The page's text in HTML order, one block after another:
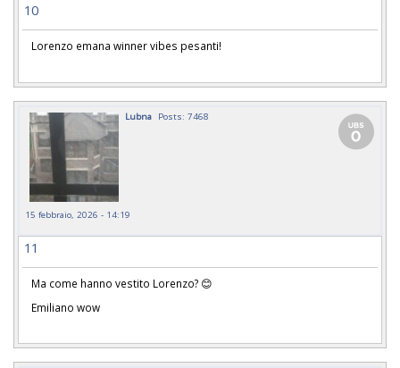
10
Lorenzo emana winner vibes pesanti!
Lubna Posts: 7468
15 febbraio, 2026 - 14:19
11
Ma come hanno vestito Lorenzo? 😊
Emiliano wow